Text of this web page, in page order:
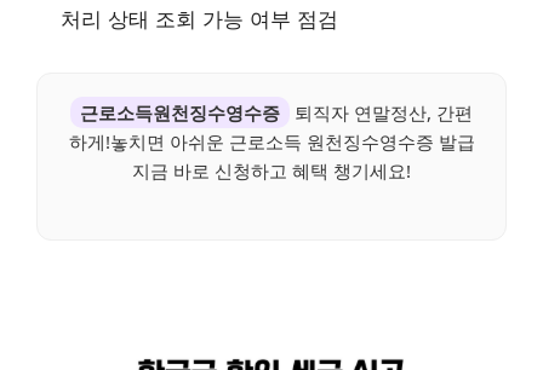
처리 상태 조회 가능 여부 점검
근로소득원천징수영수증
퇴직자 연말정산, 간편
하게!놓치면 아쉬운 근로소득 원천징수영수증 발급
지금 바로 신청하고 혜택 챙기세요!